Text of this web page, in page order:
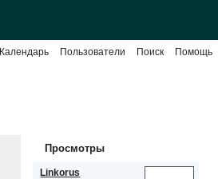
Помощь
Поиск
Пользователи
Календарь
Просмотры
Linkorus